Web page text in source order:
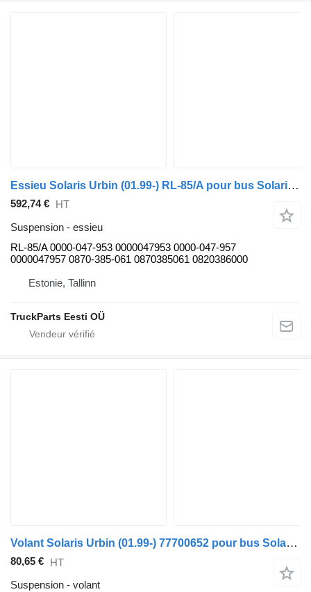
Essieu Solaris Urbin (01.99-) RL-85/A pour bus Solaris Urbino, Alpino, Vacanza (1999-)
592,74 €
HT
Suspension - essieu
RL-85/A 0000-047-953 0000047953 0000-047-957
0000047957 0870-385-061 0870385061 0820386000
Estonie, Tallinn
TruckParts Eesti OÜ
Volant Solaris Urbin (01.99-) 77700652 pour bus Solaris Urbino, Alpino, Vacanza (1999-)
80,65 € HT
Suspension - volant